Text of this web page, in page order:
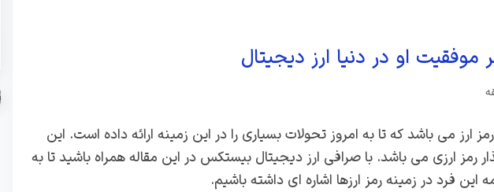
او در دنیا ارز دیجیتال
ارز می‌ باشد که تا به امروز تحولات بسیاری را در این زمینه ارائه داده است. این
رمز ارزی می باشد. با صرافی ارز دیجیتال بیستکس در این مقاله همراه باشید تا به
فرد در زمینه رمز ارزها اشاره ای داشته باشیم.